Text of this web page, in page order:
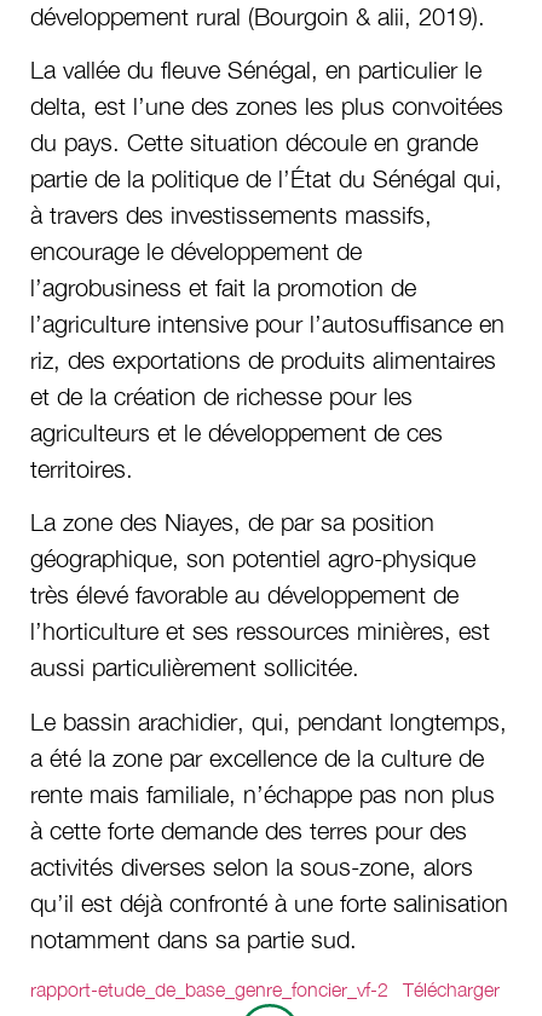
développement rural (Bourgoin & alii, 2019).
La vallée du fleuve Sénégal, en particulier le
delta, est l’une des zones les plus convoitées
du pays. Cette situation découle en grande
partie de la politique de l’État du Sénégal qui,
à travers des investissements massifs,
encourage le développement de
l’agrobusiness et fait la promotion de
l’agriculture intensive pour l’autosuffisance en
riz, des exportations de produits alimentaires
et de la création de richesse pour les
agriculteurs et le développement de ces
territoires.
La zone des Niayes, de par sa position
géographique, son potentiel agro-physique
très élevé favorable au développement de
l’horticulture et ses ressources minières, est
aussi particulièrement sollicitée.
Le bassin arachidier, qui, pendant longtemps,
a été la zone par excellence de la culture de
rente mais familiale, n’échappe pas non plus
à cette forte demande des terres pour des
activités diverses selon la sous-zone, alors
qu’il est déjà confronté à une forte salinisation
notamment dans sa partie sud.
rapport-etude_de_base_genre_foncier_vf-2 Télécharger